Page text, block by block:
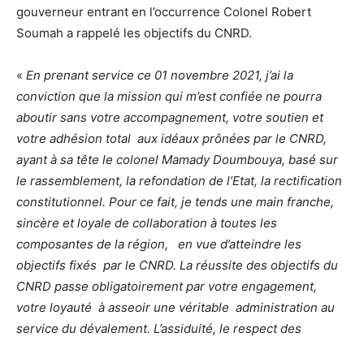
gouverneur entrant en l’occurrence Colonel Robert
Soumah a rappelé les objectifs du CNRD.
« En prenant service ce 01 novembre 2021, j’ai la
conviction que la mission qui m’est confiée ne pourra
aboutir sans votre accompagnement, votre soutien et
votre adhésion total aux idéaux prônées par le CNRD,
ayant à sa tête le colonel Mamady Doumbouya, basé sur
le rassemblement, la refondation de l’Etat, la rectification
constitutionnel. Pour ce fait, je tends une main franche,
sincère et loyale de collaboration à toutes les
composantes de la région, en vue d’atteindre les
objectifs fixés par le CNRD. La réussite des objectifs du
CNRD passe obligatoirement par votre engagement,
votre loyauté à asseoir une véritable administration au
service du dévalement. L’assiduité, le respect des